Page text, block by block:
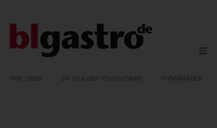
first class 24 Stunden Gastlichkeit GVMANAGER